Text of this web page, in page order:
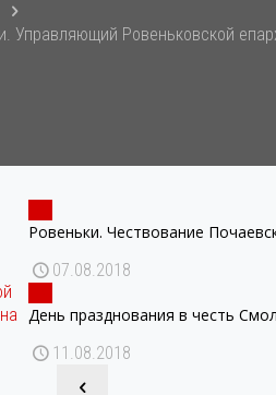
Управляющий Ровеньковской
Ровеньки. Чествование
07.08.2018
День празднования в честь
11.08.2018